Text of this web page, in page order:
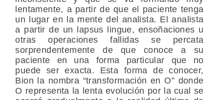
lentamente, a partir de que el paciente tenga
un lugar en la mente del analista. El analista
a partir de un lapsus lingue, ensoñaciones u
otras operaciones fallidas se percata
sorprendentemente de que conoce a su
paciente en una forma particular que no
puede ser exacta. Esta forma de conocer,
Bion la nombra “transformación en O” donde
O representa la lenta evolución por la cual se